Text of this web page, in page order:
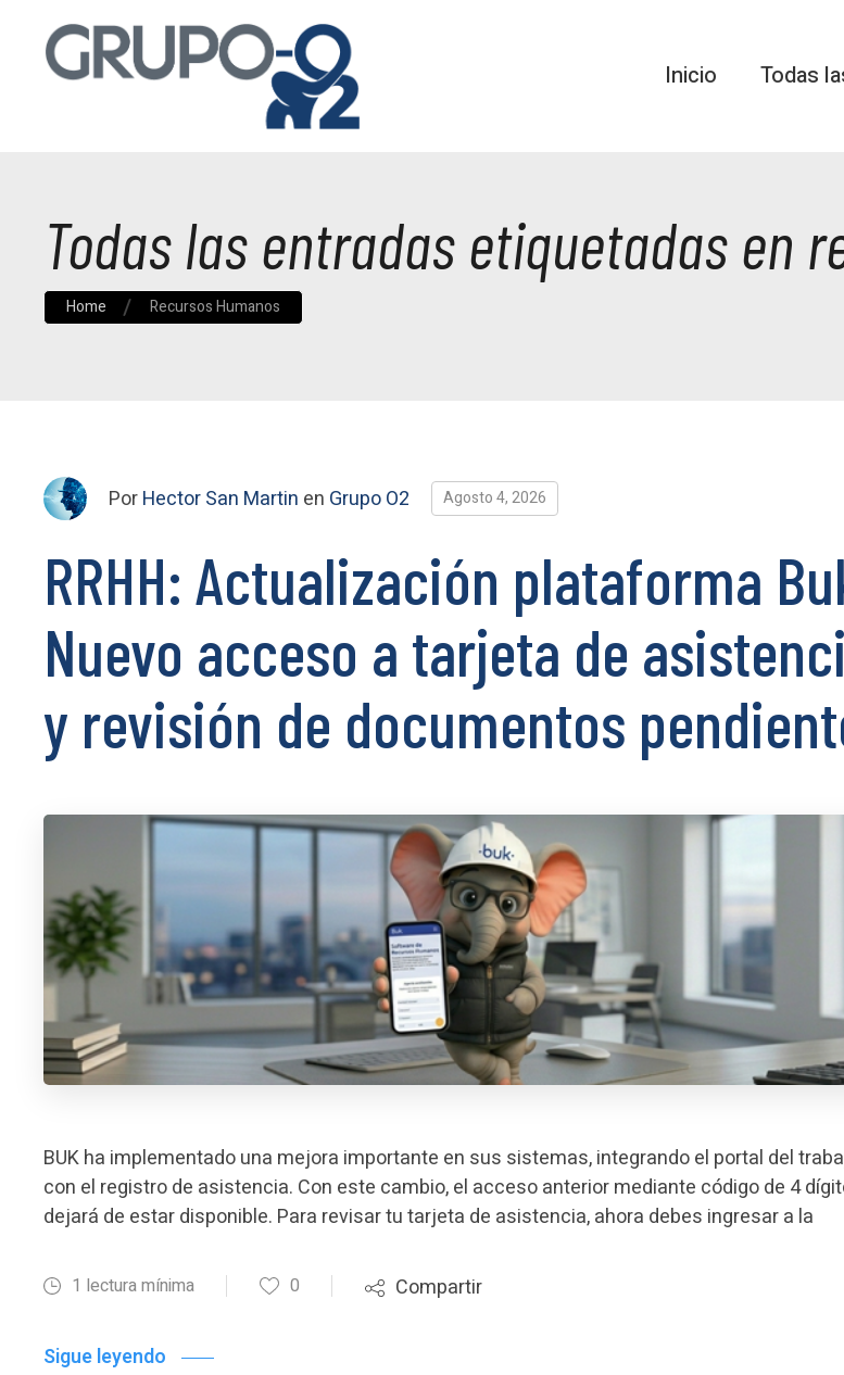
Inicio Todas
Todas las entradas etiquetadas en
Home Recursos Humanos
PorHector San Martin en Grupo O2 Agosto 4, 2026
RRHH: Actualización plataforma
Nuevo acceso a tarjeta de
y revisión de documentos
BUK ha implementado una mejora importante en sus sistemas, integrando el portal del
con el registro de asistencia. Con este cambio, el acceso anterior mediante código de 4
dejará de estar disponible. Para revisar tu tarjeta de asistencia, ahora debes ingresar a la
1 lectura mínima 0 Compartir
Sigue leyendo